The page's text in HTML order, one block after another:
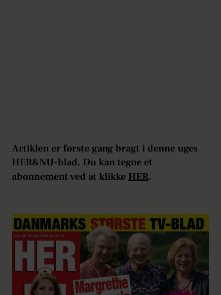
Artiklen er første gang bragt i denne uges
HER&NU-blad. Du kan tegne et
abonnement ved at klikkeHER.